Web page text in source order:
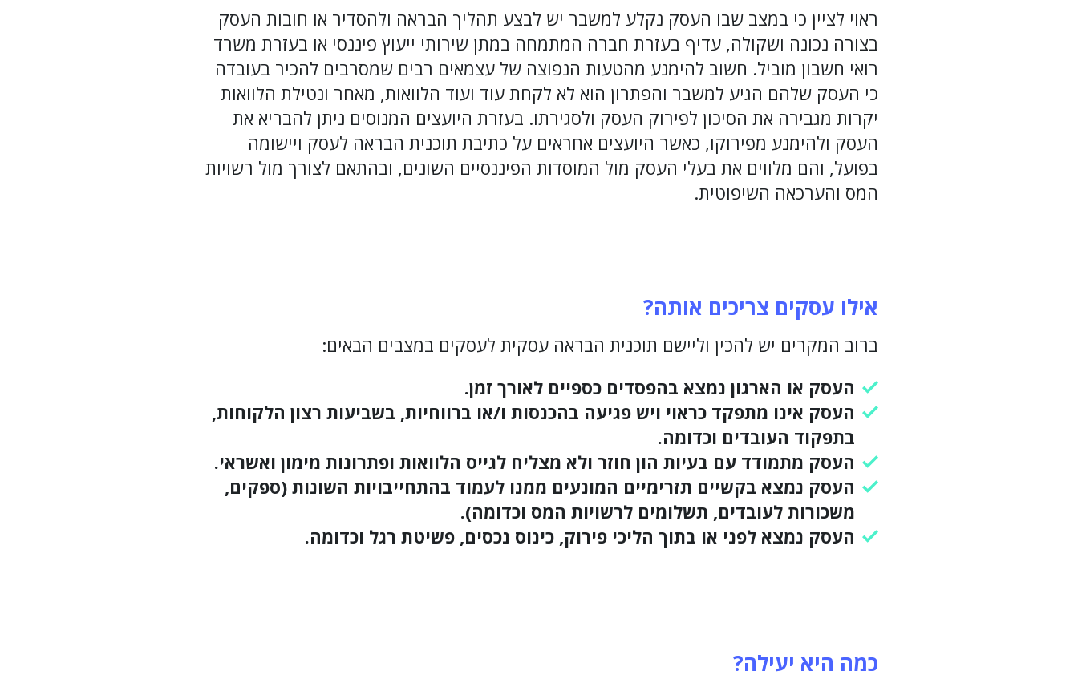
ראוי לציין כי במצב שבו העסק נקלע למשבר יש לבצע תהליך הבראה ולהסדיר או חובות העסק
בצורה נכונה ושקולה, עדיף בעזרת חברה המתמחה במתן שירותי ייעוץ פיננסי או בעזרת משרד
רואי חשבון מוביל. חשוב להימנע מהטעות הנפוצה של עצמאים רבים שמסרבים להכיר בעובדה
כי העסק שלהם הגיע למשבר והפתרון הוא לא לקחת עוד ועוד הלוואות, מאחר ונטילת הלוואות
יקרות מגבירה את הסיכון לפירוק העסק ולסגירתו. בעזרת היועצים המנוסים ניתן להבריא את
העסק ולהימנע מפירוקו, כאשר היועצים אחראים על כתיבת תוכנית הבראה לעסק ויישומה
בפועל, והם מלווים את בעלי העסק מול המוסדות הפיננסיים השונים, ובהתאם לצורך מול רשויות
המס והערכאה השיפוטית.
אילו עסקים צריכים אותה?
ברוב המקרים יש להכין וליישם תוכנית הבראה עסקית לעסקים במצבים הבאים:
העסק או הארגון נמצא בהפסדים כספיים לאורך זמן.
העסק אינו מתפקד כראוי ויש פגיעה בהכנסות ו/או ברווחיות, בשביעות רצון הלקוחות,
בתפקוד העובדים וכדומה.
העסק מתמודד עם בעיות הון חוזר ולא מצליח לגייס הלוואות ופתרונות מימון ואשראי.
העסק נמצא בקשיים תזרימיים המונעים ממנו לעמוד בהתחייבויות השונות (ספקים,
משכורות לעובדים, תשלומים לרשויות המס וכדומה).
העסק נמצא לפני או בתוך הליכי פירוק, כינוס נכסים, פשיטת רגל וכדומה.
כמה היא יעילה?